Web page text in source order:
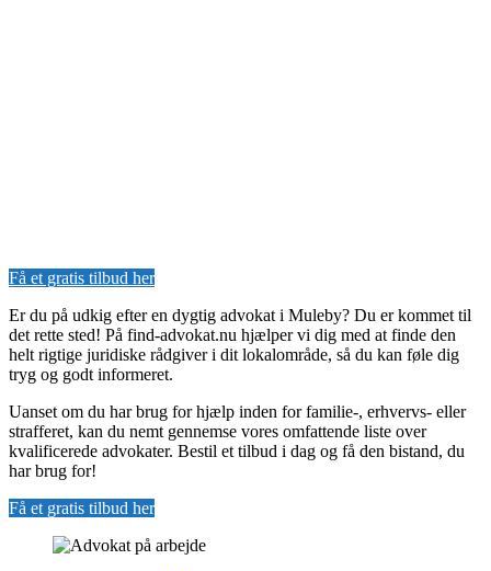
Få et gratis tilbud her
Er du på udkig efter en dygtig advokat i Muleby? Du er kommet til
det rette sted! På find-advokat.nu hjælper vi dig med at finde den
helt rigtige juridiske rådgiver i dit lokalområde, så du kan føle dig
tryg og godt informeret.
Uanset om du har brug for hjælp inden for familie-, erhvervs- eller
strafferet, kan du nemt gennemse vores omfattende liste over
kvalificerede advokater. Bestil et tilbud i dag og få den bistand, du
har brug for!
Få et gratis tilbud her